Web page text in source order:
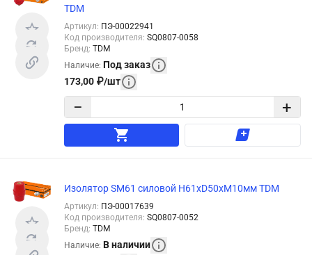
TDM
Артикул: ПЭ-00022941
Код производителя: SQ0807-0058
Бренд: TDM
Наличие: Под заказ
173,00 ₽/шт
− +
Изолятор SM61 силовой H61xD50xM10мм TDM
Артикул: ПЭ-00017639
Код производителя: SQ0807-0052
Бренд: TDM
Наличие: В наличии